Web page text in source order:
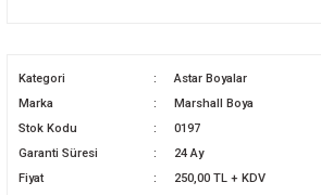
Kategori
Astar Boyalar
Marka
Marshall Boya
Stok Kodu
0197
Garanti Süresi
24 Ay
Fiyat
250,00 TL + KDV